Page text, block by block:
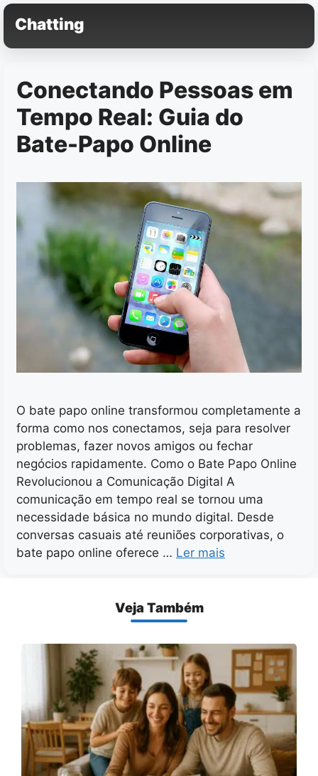
Pular
para
o
Chatting
Conectando Pessoas em
Tempo Real: Guia do
Bate-Papo Online
O bate papo online transformou completamente a
forma como nos conectamos, seja para resolver
problemas, fazer novos amigos ou fechar
negócios rapidamente. Como o Bate Papo Online
Revolucionou a Comunicação Digital A
comunicação em tempo real se tornou uma
necessidade básica no mundo digital. Desde
conversas casuais até reuniões corporativas, o
bate papo online oferece … Ler mais
Veja Também